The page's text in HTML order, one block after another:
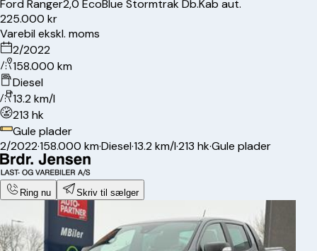
FordRanger2,0 EcoBlue Stormtrak Db.Kab aut.
225.000 kr
Varebil ekskl. moms
2/2022
158.000 km
Diesel
13.2 km/l
213 hk
Gule plader
2/2022·158.000 km·Diesel·13.2 km/l·213 hk·Gule plader
Ring nu Skriv til sælger